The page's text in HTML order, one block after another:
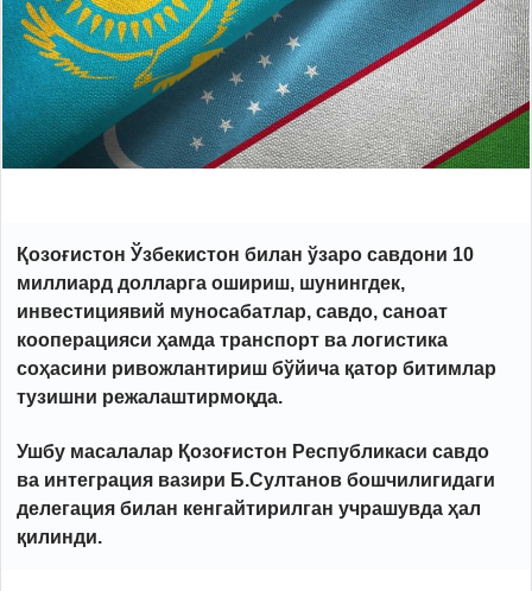
Қозоғистон Ўзбекистон билан ўзаро савдони 10
миллиард долларга ошириш, шунингдек,
инвестициявий муносабатлар, савдо, саноат
кооперацияси ҳамда транспорт ва логистика
соҳасини ривожлантириш бўйича қатор битимлар
тузишни режалаштирмоқда.
Ушбу масалалар Қозоғистон Республикаси савдо
ва интеграция вазири Б.Султанов бошчилигидаги
делегация билан кенгайтирилган учрашувда ҳал
қилинди.